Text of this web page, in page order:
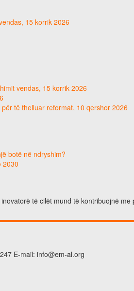
15 korrik 2026
vendas, 15 korrik 2026
të thelluar reformat, 10 qershor 2026
botë në ndryshim?
2030
të cilët mund të kontribuojnë
E-mail: info@em-al.org